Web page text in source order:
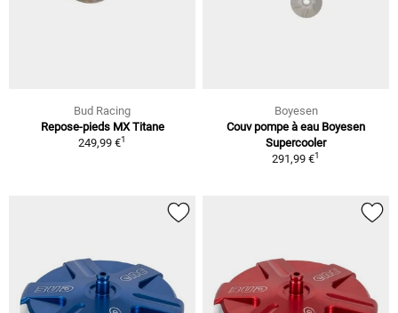
Bud Racing
Repose-pieds MX Titane
249,99 €1
Boyesen
Couv pompe à eau Boyesen
Supercooler
291,99 €1